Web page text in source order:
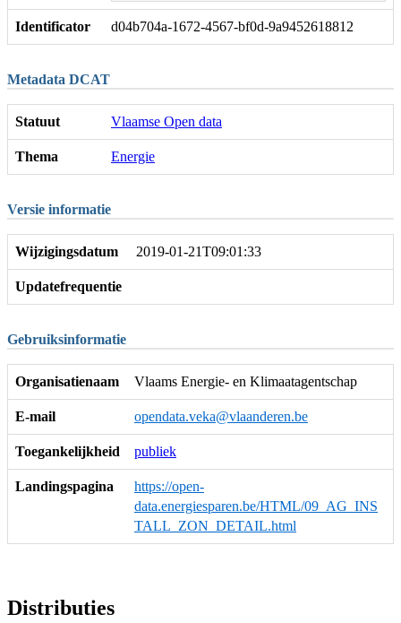
Identificator d04b704a-1672-4567-bf0d-9a9452618812
Metadata DCAT
Statuut Vlaamse Open data
Thema Energie
Versie informatie
Wijzigingsdatum 2019-01-21T09:01:33
Updatefrequentie
Gebruiksinformatie
Organisatienaam Vlaams Energie- en Klimaatagentschap
E-mail opendata.veka@vlaanderen.be
Toegankelijkheid publiek
Landingspagina
https://open-
data.energiesparen.be/HTML/09_AG_INS
TALL_ZON_DETAIL.html
Distributies